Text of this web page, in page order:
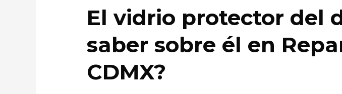
El vidrio protector del
saber sobre él en
CDMX?